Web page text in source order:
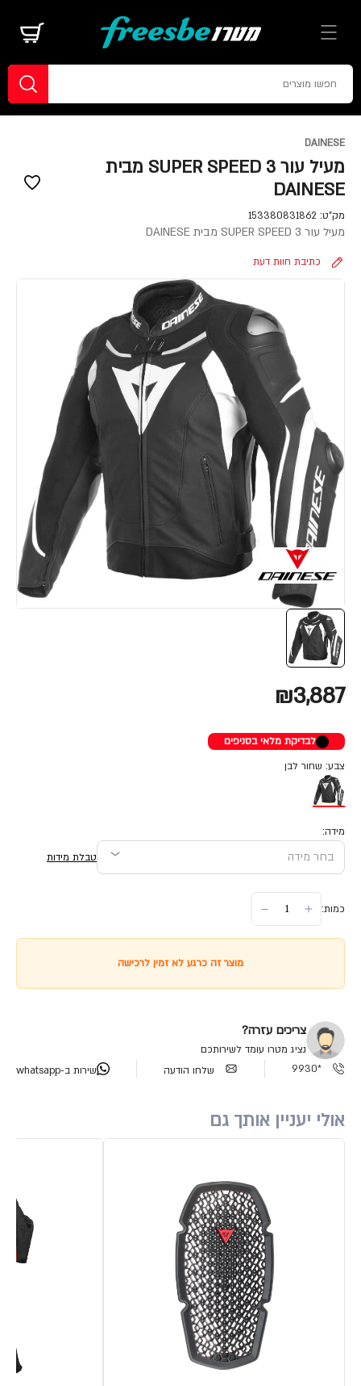
DAINESE
מעיל עור SUPER SPEED 3 מבית
DAINESE
מק"ט: 153380831862
מעיל עור SUPER SPEED 3 מבית DAINESE
כתיבת חוות דעת
₪3,887
לבדיקת מלאי בסניפים
צבע: שחור לבן
מידה:
טבלת מידות
כמות:
מוצר זה כרגע לא זמין לרכישה
צריכים עזרה?
נציג מטרו עומד לשירותכם
*9930
שלחו הודעה שירות ב-whatsapp
אולי יעניין אותך גם